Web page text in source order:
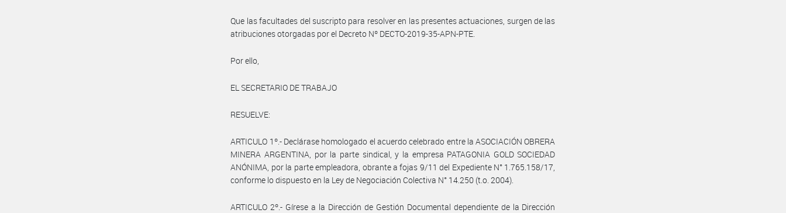
Que las facultades del suscripto para resolver en las presentes actuaciones, surgen de las
atribuciones otorgadas por el Decreto Nº DECTO-2019-35-APN-PTE.
Por ello,
EL SECRETARIO DE TRABAJO
RESUELVE:
ARTICULO 1º.- Declárase homologado el acuerdo celebrado entre la ASOCIACIÓN OBRERA
MINERA ARGENTINA, por la parte sindical, y la empresa PATAGONIA GOLD SOCIEDAD
ANÓNIMA, por la parte empleadora, obrante a fojas 9/11 del Expediente N° 1.765.158/17,
conforme lo dispuesto en la Ley de Negociación Colectiva N° 14.250 (t.o. 2004).
ARTICULO 2º.- Gírese a la Dirección de Gestión Documental dependiente de la Dirección